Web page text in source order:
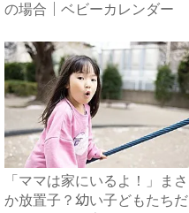
の場合｜ベビーカレンダー
「ママは家にいるよ！」まさ
か放置子？幼い子どもたちだ